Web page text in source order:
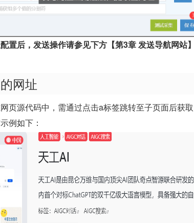
置后，发送操作请参见下方【第3章 发送导航网站】
网址
页源代码中，需通过点击a标签跳转至子页面后获
例如下：